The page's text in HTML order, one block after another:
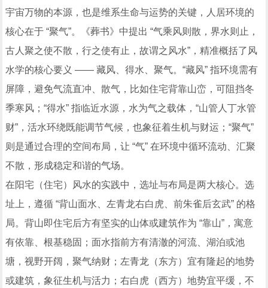
宇宙万物的本源，也是维系生命与运势的关键，人居环境的
核心在于 “聚气”。《葬书》中提出 “气乘风则散，界水则止，
古人聚之使不散，行之使有止，故谓之风水”，精准概括了风
水学的核心要义 —— 藏风、得水、聚气。“藏风” 指环境需有
屏障，避免气流直冲、散气，比如住宅背靠山峦，可阻挡冬
季寒风；“得水” 指临近水源，水为气之载体，“山管人丁水管
财”，活水环绕既能调节气候，也象征着生机与财运；“聚气”
则是通过合理的空间布局，让 “气” 在环境中循环流动、汇聚
不散，形成稳定和谐的气场。
在阳宅（住宅）风水的实践中，选址与布局是两大核心。选
址上，遵循 “背山面水、左青龙右白虎、前朱雀后玄武” 的格
局。背山即住宅后方有坚实的山体或建筑作为 “靠山”，寓意
有依靠、根基稳固；面水指前方有清澈的河流、湖泊或池
塘，视野开阔，聚气纳财；左青龙（东方）宜有隆起的地势
或建筑，象征生机与活力；右白虎（西方）地势宜平缓，不